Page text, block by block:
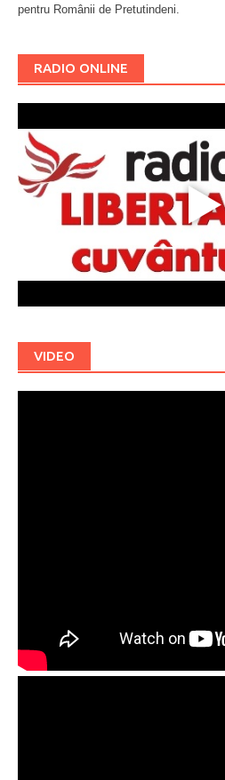
pentru Românii de Pretutindeni.
RADIO ONLINE
VIDEO